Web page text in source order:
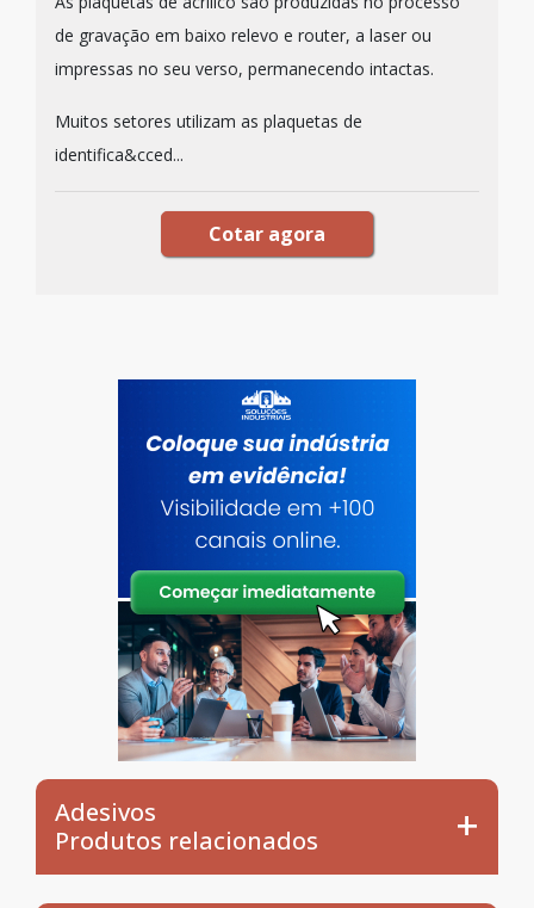
de gravação em baixo relevo e router, a laser ou
impressas no seu verso, permanecendo intactas.
Muitos setores utilizam as plaquetas de
identifica&cced...
Cotar agora
Adesivos
Produtos relacionados